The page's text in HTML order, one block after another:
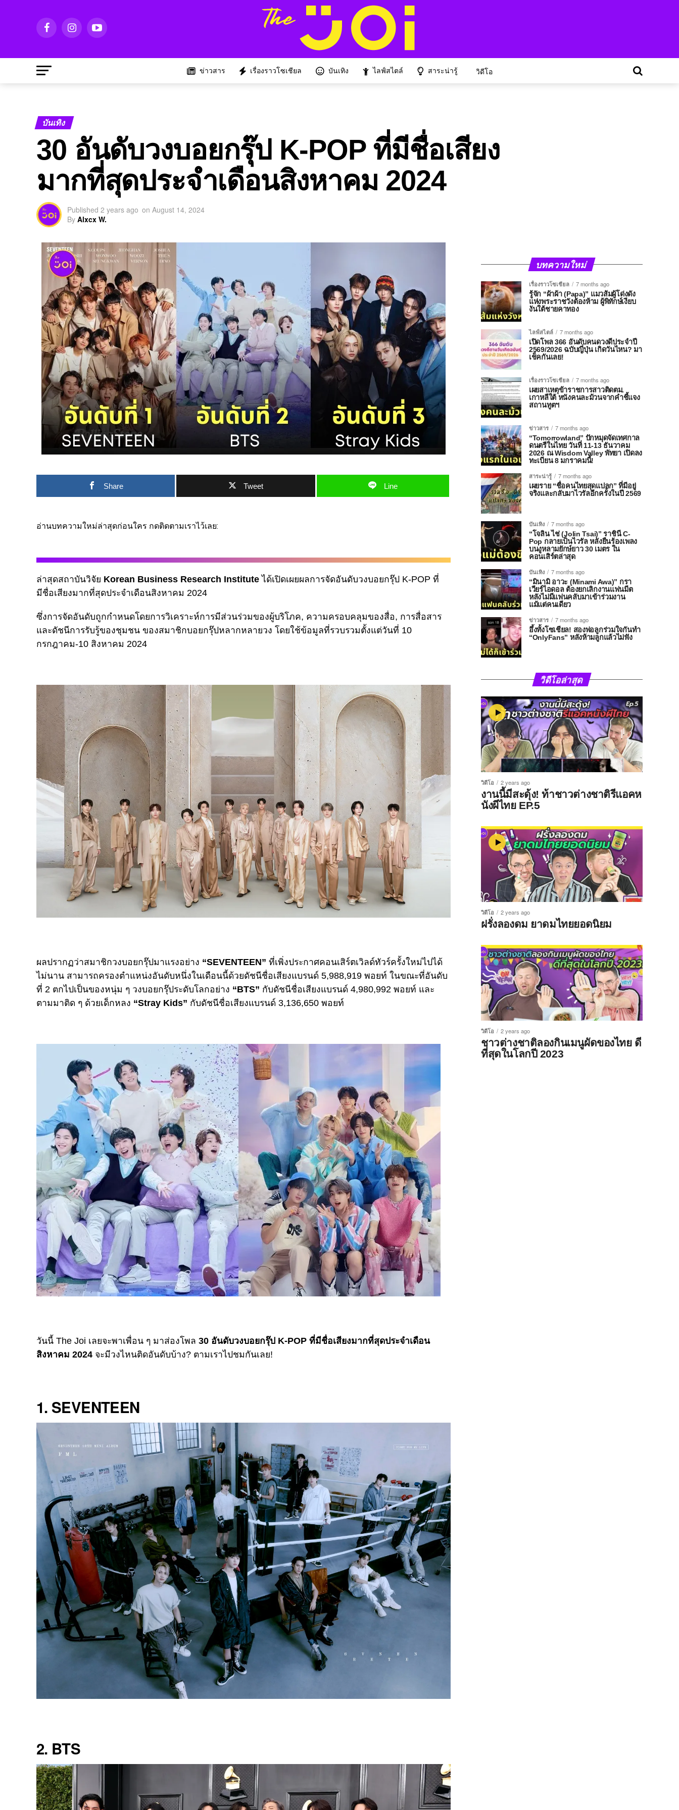
ข่าวสาร เรื่องราวโซเชียล บันเทิง ไลฟ์สไตล์ สาระน่ารู้ วิดีโอ
บันเทิง
30 อันดับวงบอยกรุ๊ป K-POP ที่มีชื่อเสียง
มากที่สุดประจำเดือนสิงหาคม 2024
Published 2 years ago on August 14, 2024
By Alxcx W.
Share Tweet Line
อ่านบทความใหม่ล่าสุดก่อนใคร กดติดตามเราไว้เลย:
ล่าสุดสถาบันวิจัย Korean Business Research Instituteได้เปิดเผยผลการจัดอันดับวงบอยกรุ๊ป K-POP ที่
มีชื่อเสียงมากที่สุดประจำเดือนสิงหาคม 2024
ซึ่งการจัดอันดับถูกกำหนดโดยการวิเคราะห์การมีส่วนร่วมของผู้บริโภค, ความครอบคลุมของสื่อ, การสื่อสาร
และดัชนีการรับรู้ของชุมชน ของสมาชิกบอยกรุ๊ปหลากหลายวง โดยใช้ข้อมูลที่รวบรวมตั้งแต่วันที่ 10
กรกฎาคม-10 สิงหาคม 2024
ผลปรากฏว่าสมาชิกวงบอยกรุ๊ปมาแรงอย่าง “SEVENTEEN” ที่เพิ่งประกาศคอนเสิร์ตเวิลด์ทัวร์ครั้งใหม่ไปได้
ไม่นาน สามารถครองตำแหน่งอันดับหนึ่งในเดือนนี้ด้วยดัชนีชื่อเสียงแบรนด์ 5,988,919 พอยท์ ในขณะที่อันดับ
ที่ 2 ตกไปเป็นของหนุ่ม ๆ วงบอยกรุ๊ประดับโลกอย่าง “BTS” กับดัชนีชื่อเสียงแบรนด์ 4,980,992 พอยท์ และ
ตามมาติด ๆ ด้วยเด็กหลง “Stray Kids” กับดัชนีชื่อเสียงแบรนด์ 3,136,650 พอยท์
วันนี้ The Joi เลยจะพาเพื่อน ๆ มาส่องโพล 30 อันดับวงบอยกรุ๊ป K-POP ที่มีชื่อเสียงมากที่สุดประจำเดือน
สิงหาคม 2024 จะมีวงไหนติดอันดับบ้าง? ตามเราไปชมกันเลย!
1. SEVENTEEN
2. BTS
บทความใหม่
เรื่องราวโซเชียล
7 months ago
รู้จัก “ผ้าผ้า (Papa)” แมวส้มผู้โด่งดัง
แห่งพระราชวังต้องห้าม ผู้พิทักษ์เงียบ
งันใต้ชายคาทอง
ไลฟ์สไตล์
7 months ago
เปิดโพล 366 อันดับคนดวงดีประจำปี
2569/2026 ฉบับญี่ปุ่น เกิดวันไหน? มา
เช็คกันเลย!
เรื่องราวโซเชียล
7 months ago
เผยสาเหตุข้าราชการสาวติดตม.
เกาหลีใต้ หนังคนละม้วนจากคำชี้แจง
สถานทูตฯ
ข่าวสาร
7 months ago
“Tomorrowland” ปักหมุดจัดเทศกาล
ดนตรีในไทย วันที่ 11-13 ธันวาคม
2026 ณ Wisdom Valley พัทยา เปิดลง
ทะเบียน 8 มกราคมนี้!
สาระน่ารู้
7 months ago
เผยราย “ชื่อคนไทยสุดแปลก” ที่มีอยู่
จริงและกลับมาไวรัลอีกครั้งในปี 2569
บันเทิง
7 months ago
“โจลิน ไช่ (Jolin Tsai)” ราชินี C-
Pop กลายเป็นไวรัล หลังยืนร้องเพลง
บนงูหลามยักษ์ยาว 30 เมตร ใน
คอนเสิร์ตล่าสุด
บันเทิง
7 months ago
“มินามิ อาวะ (Minami Awa)” กรา
เวียร์ไอดอล ต้องยกเลิกงานแฟนมีต
หลังไม่มีแฟนคลับมาเข้าร่วมงาน
แม้แต่คนเดียว
ข่าวสาร
7 months ago
อึ้งทั้งโซเชียล! สองพ่อลูกร่วมใจกันทำ
“OnlyFans” หลังห้ามลูกแล้วไม่ฟัง
วิดีโอล่าสุด
วิดีโอ 2 years ago
งานนี้มีสะดุ้ง! ท้าชาวต่างชาติรีแอคห
นังผีไทย EP.5
วิดีโอ 2 years ago
ฝรั่งลองดม ยาดมไทยยอดนิยม
วิดีโอ 2 years ago
ชาวต่างชาติลองกินเมนูผัดของไทย ดี
ที่สุดในโลกปี 2023